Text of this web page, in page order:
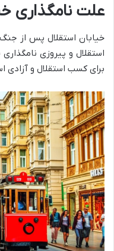
علت نامگذاری
استقلال و پیروزی
برای کسب استقلال و آزادی